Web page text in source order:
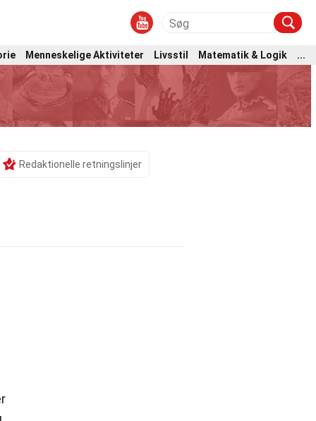
Menneskelige Aktiviteter Livsstil Matematik & Logik
...
Redaktionelle retningslinjer